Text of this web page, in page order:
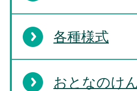
各種様式
おとなのけ